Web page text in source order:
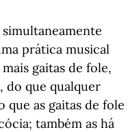
prática musical
gaitas de fole,
do que qualquer
que as gaitas de fole
também as há